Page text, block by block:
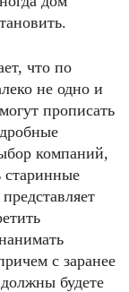
что по
не одно и
прописать
компаний,
старинные
с заранее
будете